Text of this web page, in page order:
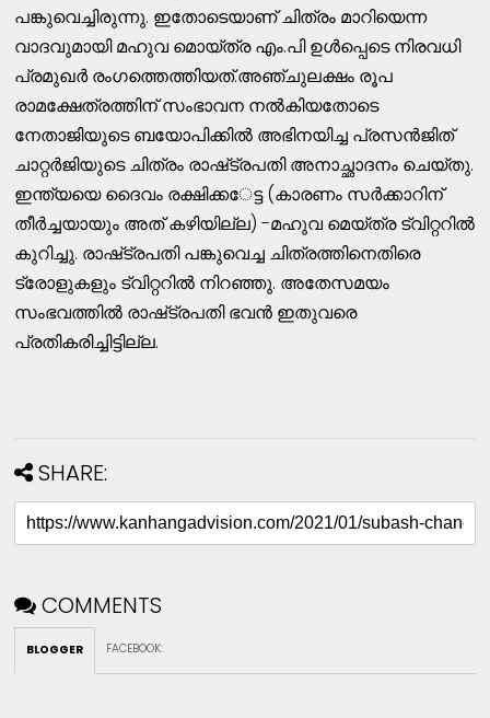
പങ്കുവെച്ചിരുന്നു. ഇതോടെയാണ്​ ചിത്രം മാറിയെന്ന
വാദവുമായി മഹുവ മൊയ്​ത്ര എം.പി ഉൾപ്പെടെ നിരവധി
പ്രമുഖർ രംഗത്തെത്തിയത്​.അഞ്ചുലക്ഷം രൂപ
രാമക്ഷേത്രത്തിന്​ സംഭാവന നൽകിയതോടെ
നേതാജിയുടെ ബയോപിക്കിൽ അഭിനയിച്ച പ്രസൻജിത്​
ചാറ്റർജിയുടെ ചിത്രം രാഷ്​ട്രപതി അനാച്ഛാദനം ചെയ്​തു.
ഇന്ത്യയെ ദൈവം രക്ഷിക്ക​േട്ട (കാരണം സർക്കാറിന്​
തീർച്ചയായും അത്​ കഴിയില്ല) -മഹുവ മെയ്​ത്ര ട്വിറ്ററിൽ
കുറിച്ചു. രാഷ്​ട്രപതി പങ്കുവെച്ച ചിത്രത്തിനെതിരെ
ട്രോളുകളും ട്വിറ്ററിൽ നിറഞ്ഞു. അതേസമയം
സംഭവത്തിൽ രാഷ്​ട്രപതി ഭവൻ ഇതുവരെ
പ്രതികരിച്ചിട്ടില്ല.
SHARE:
COMMENTS
BLOGGER FACEBOOK: